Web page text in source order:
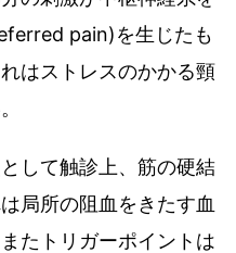
pain)を生じたも
はストレスのかかる頸
して触診上、 筋の硬結
局所の阻血をきたす血
またトリガーポイントは